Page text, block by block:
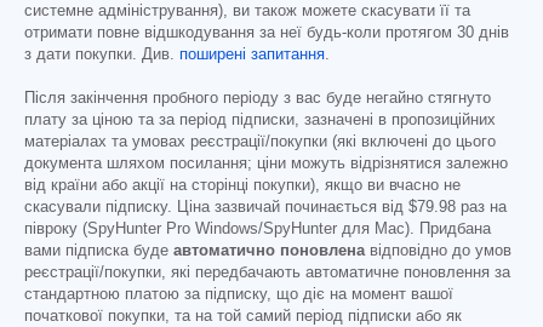
системне адміністрування), ви також можете скасувати її та
отримати повне відшкодування за неї будь-коли протягом 30 днів
з дати покупки. Див. поширені запитання
Після закінчення пробного періоду з вас буде негайно стягнуто
плату за ціною та за період підписки, зазначені в пропозиційних
матеріалах та умовах реєстрації/покупки (які включені до цього
документа шляхом посилання; ціни можуть відрізнятися залежно
від країни або акції на сторінці покупки), якщо ви вчасно не
скасували підписку. Ціна зазвичай починається від $79.98 раз на
півроку (SpyHunter Pro Windows/SpyHunter для Mac). Придбана
вами підписка буде автоматично поновлена відповідно до умов
реєстрації/покупки, які передбачають автоматичне поновлення за
стандартною платою за підписку, що діє на момент вашої
початкової покупки, та на той самий період підписки або як